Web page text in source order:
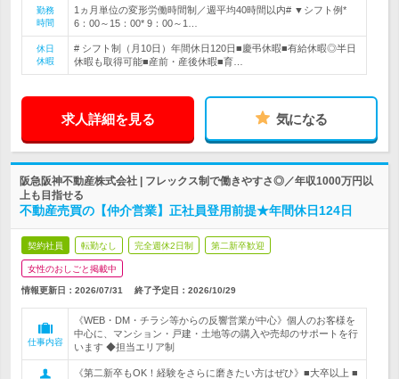
勤務
時間
1ヵ月単位の変形労働時間制／週平均40時間以内# ▼シフト例*
6：00～15：00* 9：00～1…
休日
休暇
# シフト制（月10日）年間休日120日■慶弔休暇■有給休暇◎半日
休暇も取得可能■産前・産後休暇■育…
求人詳細を見る 気になる
阪急阪神不動産株式会社 | フレックス制で働きやすさ◎／年収1000万円以
上も目指せる
不動産売買の【仲介営業】正社員登用前提★年間休日124日
契約社員 転勤なし 完全週休2日制 第二新卒歓迎
女性のおしごと掲載中
情報更新日：2026/07/31 終了予定日： 2026/10/29
仕事内容
《WEB・DM・チラシ等からの反響営業が中心》個人のお客様を
中心に、マンション・戸建・土地等の購入や売却のサポートを行
います ◆担当エリア制
《第二新卒もOK！経験をさらに磨きたい方はぜひ》■大卒以上 ■